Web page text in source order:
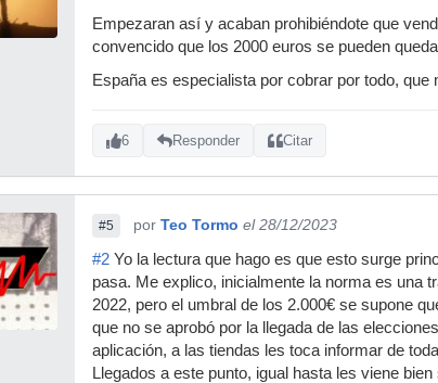
Empezaran así y acaban prohibiéndote que
convencido que los 2000 euros se pueden
España es especialista por cobrar por todo,
6 Responder Citar
#5 por Teo Tormo el 28/12/2023
#2 Yo la lectura que hago es que esto surge
pasa. Me explico, inicialmente la norma es una
2022, pero el umbral de los 2.000€ se supone
que no se aprobó por la llegada de las
aplicación, a las tiendas les toca informar de
Llegados a este punto, igual hasta les viene